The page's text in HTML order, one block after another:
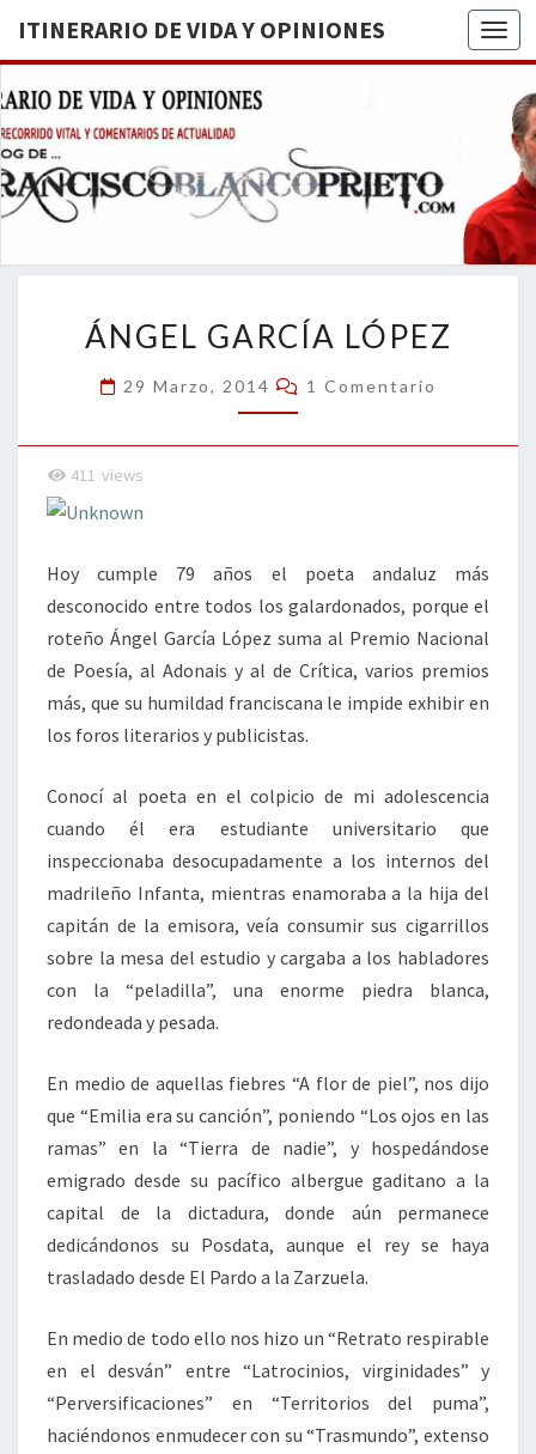
ITINERARIO DE VIDA Y OPINIONES
DE
BREVE
RECORRIDO
VITAL Y
ACTUALIDAD
GARCÍA
LÓPEZ
ÁNGEL GARCÍA LÓPEZ
29 Marzo, 2014 Comentarios
1 Comentario
411 views
Hoy cumple 79 años el poeta andaluz más
desconocido entre todos los galardonados, porque el
roteño Ángel García López suma al Premio Nacional
de Poesía, al Adonais y al de Crítica, varios premios
más, que su humildad franciscana le impide exhibir en
los foros literarios y publicistas.
Conocí al poeta en el colpicio de mi adolescencia
cuando él era estudiante universitario que
inspeccionaba desocupadamente a los internos del
madrileño Infanta, mientras enamoraba a la hija del
capitán de la emisora, veía consumir sus cigarrillos
sobre la mesa del estudio y cargaba a los habladores
con la “peladilla”, una enorme piedra blanca,
redondeada y pesada.
En medio de aquellas fiebres “A flor de piel”, nos dijo
que “Emilia era su canción”, poniendo “Los ojos en las
ramas” en la “Tierra de nadie”, y hospedándose
emigrado desde su pacífico albergue gaditano a la
capital de la dictadura, donde aún permanece
dedicándonos su Posdata, aunque el rey se haya
trasladado desde El Pardo a la Zarzuela.
En medio de todo ello nos hizo un “Retrato respirable
en el desván” entre “Latrocinios, virginidades” y
“Perversificaciones” en “Territorios del puma”,
haciéndonos enmudecer con su “Trasmundo”, extenso